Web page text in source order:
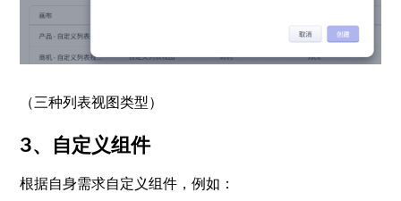
（三种列表视图类型）
3、自定义组件
根据自身需求自定义组件，例如：